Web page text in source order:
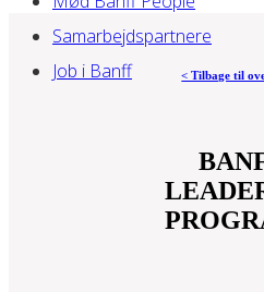
Samarbejdspartnere
Job i Banff
< Tilbage til